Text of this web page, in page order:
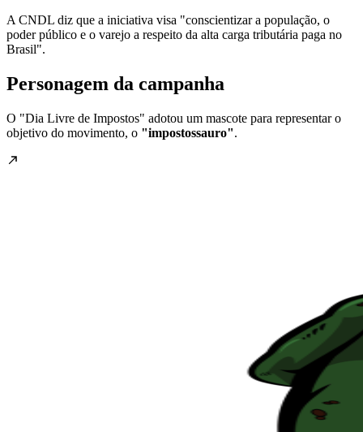
A CNDL diz que a iniciativa visa "conscientizar a população, o
poder público e o varejo a respeito da alta carga tributária paga no
Brasil".
Personagem da campanha
O "Dia Livre de Impostos" adotou um mascote para representar o
objetivo do movimento, o "impostossauro".